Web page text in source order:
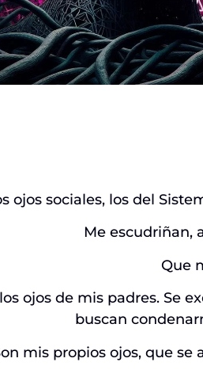
ojos sociales, los del
Me escudriñan,
Que
ojos de mis padres. Se
buscan
mis propios ojos, que se